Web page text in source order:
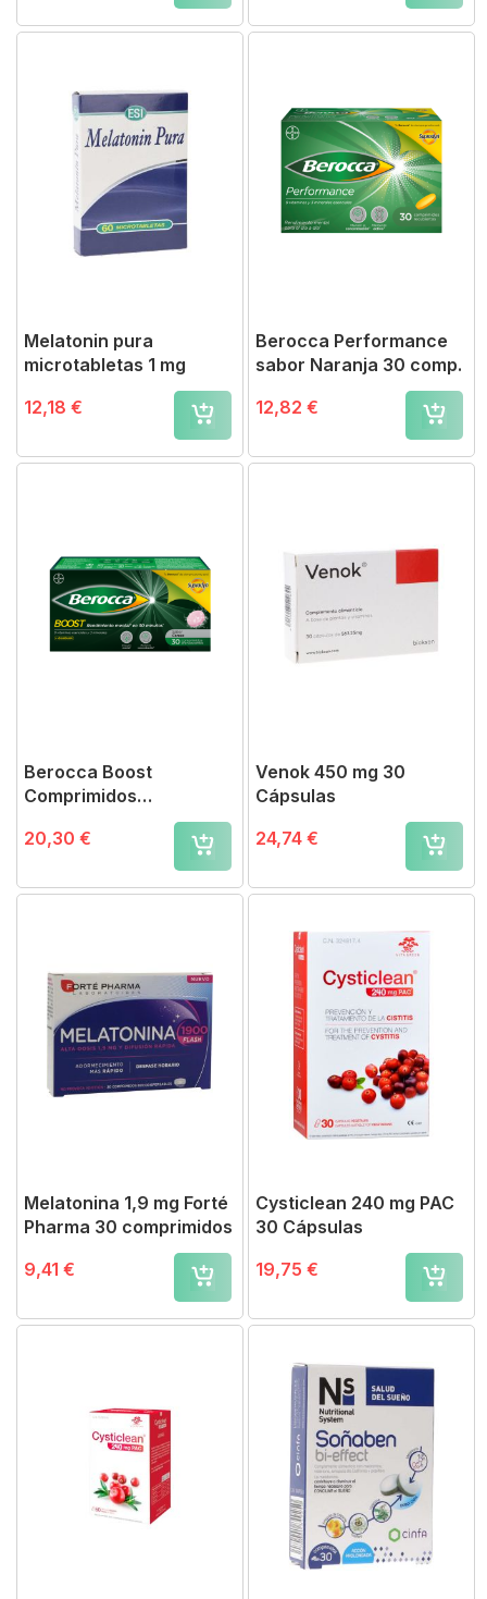
Melatonin pura
microtabletas 1 mg
12,18 €
Berocca Performance
sabor Naranja 30 comp.
12,82 €
Berocca Boost
Comprimidos
Efervescentes Guaraná
30 comp.
20,30 €
Venok 450 mg 30
Cápsulas
24,74 €
Melatonina 1,9 mg Forté
Pharma 30 comprimidos
9,41 €
Cysticlean 240 mg PAC
30 Cápsulas
19,75 €